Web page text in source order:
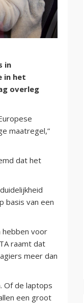
in
in het
overleg
maatregel,”
dat het
basis van een
hebben voor
raamt dat
meer dan
Of de laptops
een groot